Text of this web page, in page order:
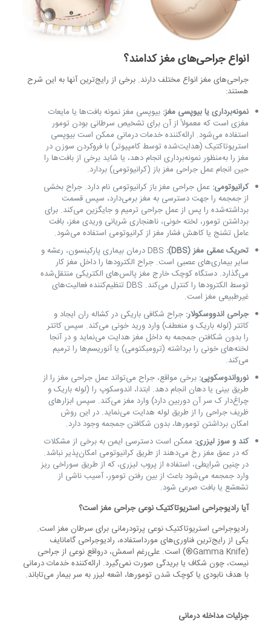
انواع جراحی‌های مغز کدامند؟
جراحی‌های مغز انواع مختلف دارند. برخی از رایج‌ترین آنها به این شرح
هستند:
نمونه‌برداری یا بیوپسی مغز: بیوپسی مغز نمونه بافت‌ها یا مایعات
مغزی است که معمولاً از آن برای تشخیص سرطانی بودن تومور
استفاده می‌شود. ارائه‌کننده خدمات درمانی ممکن است بیوپسی
استریوتاکتیک (هدایت‌شده توسط کامپیوتر) با فروکردن سوزن در
مغز را به‌منظور نمونه‌برداری انجام دهد، یا شاید برخی از بافت‌ها را
حین انجام عمل جراحی مغز باز (کرانیوتومی) بردارد.
کرانیوتومی: عمل جراحی مغز باز کرانیوتومی نام دارد. جراح بخشی
از جمجمه را جهت دسترسی به مغز برمی‌دارد، سپس قسمت
برداشته‌شده را پس از عمل جراحی ترمیم و جایگزین می‌کند. برای
برداشتن تومور، لخته خونی، ناهنجاری شریانی وریدی مغز، بافت
عامل تشنج یا کاهش فشار مغز از کرانیوتومی استفاده می‌شود.
تحریک عمقی مغز(DBS)
:
DBS درمان بیماری پارکینسون، رعشه و
سایر بیماری‌های عصبی است. جراح الکترودها را داخل مغز کار
می‌گذارد. دستگاه کوچک خارج مغز پالس‌های الکتریکی منتقل‌شده
توسط الکترودها را کنترل می‌کند. DBS تنظیم‌کننده فعالیت‌های
غیرطبیعی مغز است.
جراحی اندووسکولار: جراح شکافی باریکی در کشاله ران ایجاد و
کاتتر (لوله باریک و منعطف) وارد ورید خونی می‌کند. سپس کاتتر
را بدون شکافتن جمجمه به داخل مغز هدایت می‌نماید و در آنجا
لخته‌های خونی را برداشته (ترومبکتومی) یا آنوریسم‌ها را ترمیم
می‌کند.
نورواندوسکوپی: برخی مواقع، جراح می‌تواند عمل جراحی مغز را از
طریق بینی یا دهان انجام دهد. ابتدا، اندوسکوپ را (لوله باریک و
چراغ‌دار ک سر آن دوربین دارد) وارد مغز می‌کند. سپس ابزارهای
ظریف جراحی را از طریق لوله هدایت می‌نماید. در این روش
امکان برداشتن تومورها، بدون شکافتن جمجمه وجود دارد.
کند و سوز لیزری: ممکن است دسترسی ایمن به برخی از مشکلات
که در عمق مغز رخ می‌دهند از طریق کرانیوتومی امکان‌پذیر نباشد.
در چنین شرایطی، استفاده از پروب لیزری، که از طریق سوراخی ریز
وارد جمجمه می‌شود باعث از بین رفتن تومور، آسیب‌ ناشی از
تشعشع یا بافت صرعی شود.
آیا رادیوجراحی استریوتاکتیک نوعی جراحی مغز است؟
رادیوجراحی استریوتاکتیک نوعی پرتودرمانی برای سرطان مغز است.
یکی از رایج‌ترین فناوری‌های مورداستفاده، رادیوجراحی گامانایف
(Gamma Knife®) است. علی‌رغم اسمش، درواقع نوعی از جراحی
نیست، چون شکاف یا بریدگی صورت نمی‌گیرد. ارائه‌کننده خدمات درمانی
با هدف نابودی یا کوچک شدن تومورها، اشعه لیزر به سر بیمار می‌تاباند.
جزئیات مداخله درمانی